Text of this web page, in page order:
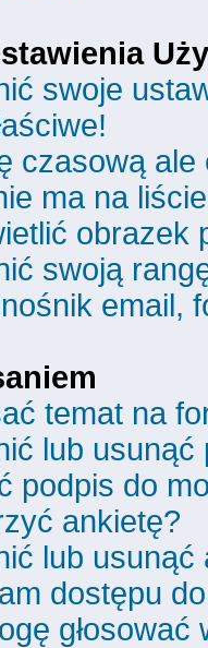
swoje
czasową
ma na
obrazek
swoją
email,
temat na
lub usunąć
podpis do
ankietę?
lub usunąć
dostępu
głosować